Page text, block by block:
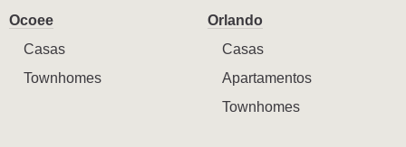
Ocoee
Casas
Townhomes
Orlando
Casas
Apartamentos
Townhomes